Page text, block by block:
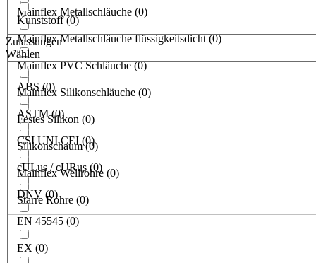
Mainflex Metallschläuche (0)
Mainflex Metallschläuche flüssigkeitsdicht (0)
Mainflex PVC Schläuche (0)
Mainflex Silikonschläuche (0)
Festes Silikon (0)
Silikonschaum (0)
Mainflex Wellrohre (0)
Starre Rohre (0)
Kunststoff (0)
Zulassungen
Wählen
ABS (0)
ASTM (0)
CSI UNI CEI (0)
cULus / cURus (0)
DNV (0)
EN 45545 (0)
EX (0)